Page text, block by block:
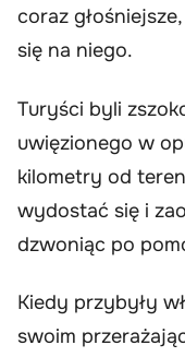
coraz
się na niego.
Turyści byli
uwięzionego w
kilometry od
wydostać się i
dzwoniąc po
Kiedy przybyły
swoim